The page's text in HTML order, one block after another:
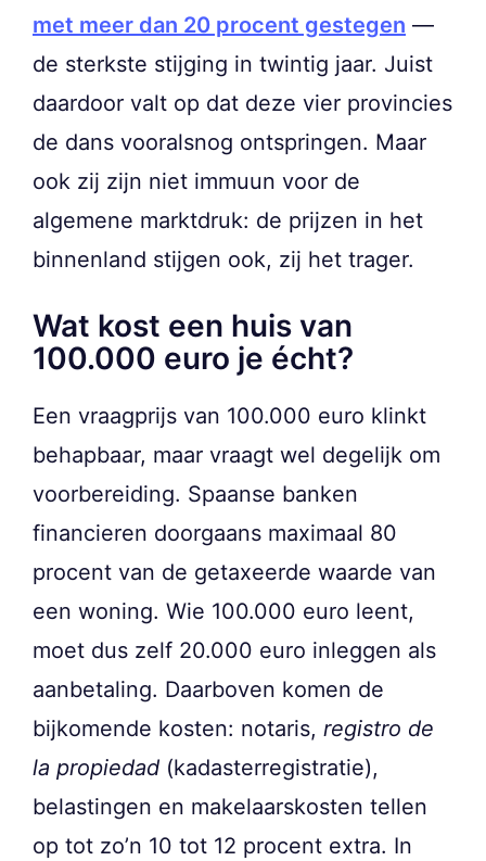
met meer dan 20 procent gestegen —
de sterkste stijging in twintig jaar. Juist
daardoor valt op dat deze vier provincies
de dans vooralsnog ontspringen. Maar
ook zij zijn niet immuun voor de
algemene marktdruk: de prijzen in het
binnenland stijgen ook, zij het trager.
Wat kost een huis van
100.000 euro je écht?
Een vraagprijs van 100.000 euro klinkt
behapbaar, maar vraagt wel degelijk om
voorbereiding. Spaanse banken
financieren doorgaans maximaal 80
procent van de getaxeerde waarde van
een woning. Wie 100.000 euro leent,
moet dus zelf 20.000 euro inleggen als
aanbetaling. Daarboven komen de
bijkomende kosten: notaris, registro de
la propiedad (kadasterregistratie),
belastingen en makelaarskosten tellen
op tot zo’n 10 tot 12 procent extra. In